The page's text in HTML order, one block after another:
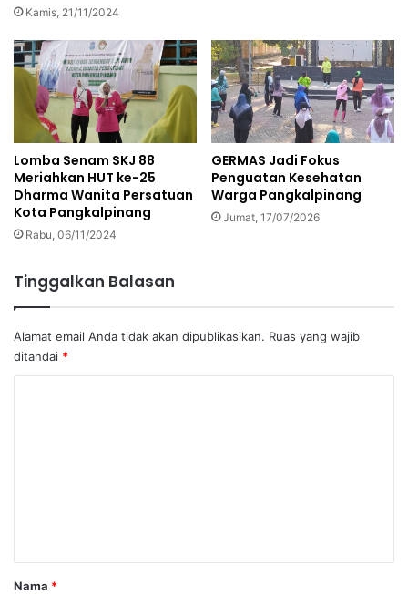
Kamis, 21/11/2024
Lomba Senam SKJ 88
Meriahkan HUT ke-25
Dharma Wanita Persatuan
Kota Pangkalpinang
Rabu, 06/11/2024
GERMAS Jadi Fokus
Penguatan Kesehatan
Warga Pangkalpinang
Jumat, 17/07/2026
Tinggalkan Balasan
Alamat email Anda tidak akan dipublikasikan. Ruas yang wajib
ditandai *
rNama *